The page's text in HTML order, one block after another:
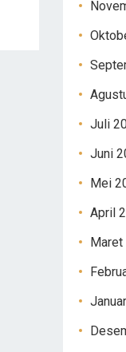
Juli
Juni
Mei
April
Maret